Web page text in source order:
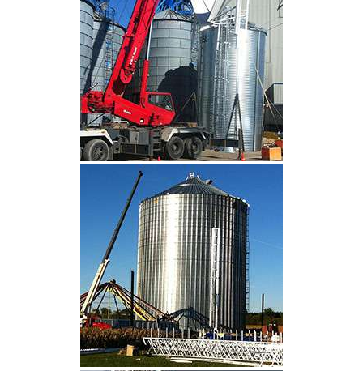
CLIQUEZ POUR AGRANDIR
CLIQUEZ POUR AGRANDIR